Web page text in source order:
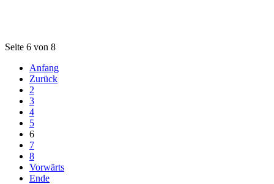
Seite 6 von 8
Anfang
Zurück
2
3
4
5
6
7
8
Vorwärts
Ende